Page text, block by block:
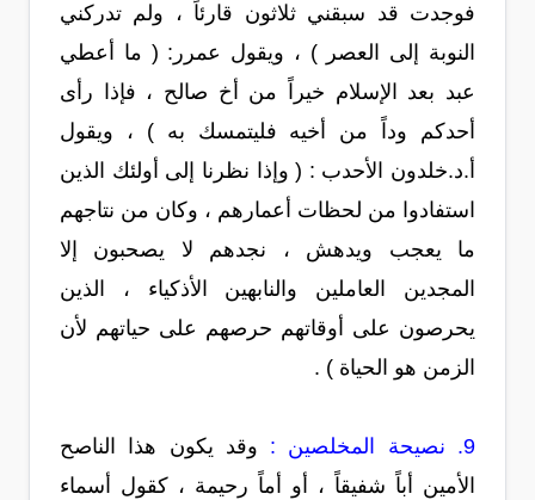
فوجدت قد سبقني ثلاثون قارئاً ، ولم تدركني
النوبة إلى العصر ) ، ويقول عمرر: ( ما أعطي
عبد بعد الإسلام خيراً من أخ صالح ، فإذا رأى
أحدكم وداً من أخيه فليتمسك به ) ، ويقول
أ.د.خلدون الأحدب : ( وإذا نظرنا إلى أولئك الذين
استفادوا من لحظات أعمارهم ، وكان من نتاجهم
ما يعجب ويدهش ، نجدهم لا يصحبون إلا
المجدين العاملين والنابهين الأذكياء ، الذين
يحرصون على أوقاتهم حرصهم على حياتهم لأن
الزمن هو الحياة ) .
9. نصيحة المخلصين :
وقد يكون هذا الناصح
الأمين أباً شفيقاً ، أو أماً رحيمة ، كقول أسماء